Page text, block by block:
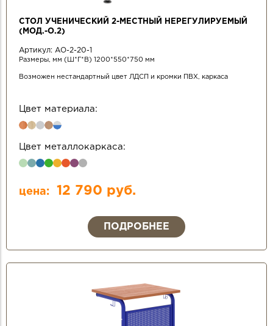
СТОЛ УЧЕНИЧЕСКИЙ 2-МЕСТНЫЙ НЕРЕГУЛИРУЕМЫЙ
(МОД.-О.2)
Артикул: АО-2-20-1
Размеры, мм (Ш*Г*В) 1200*550*750 мм
Возможен нестандартный цвет ЛДСП и кромки ПВХ, каркаса
Цвет материала:
Цвет металлокаркаса:
цена: 12 790 руб.
ПОДРОБНЕЕ